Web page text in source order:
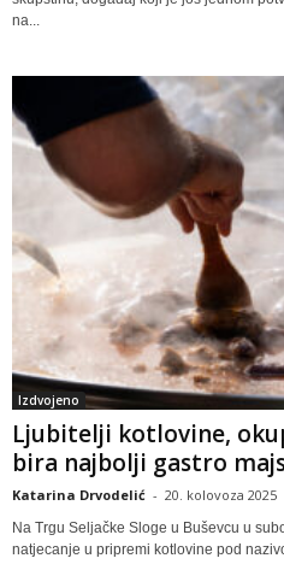
na...
Izdvojeno
Ljubitelji kotlovine,
bira najbolji gastro
Katarina Drvodelić - 20. kolovoza 2025
Na Trgu Seljačke Sloge u Buševcu u
natjecanje u pripremi kotlovine pod